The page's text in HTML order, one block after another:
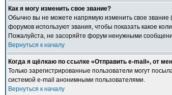
Как я могу изменить свое звание?
Обычно вы не можете напрямую изменить свое звание
форумов используют звания, чтобы показать какое
Пожалуйста, не засоряйте форум ненужными
Вернуться к началу
Когда я щёлкаю по ссылке «Отправить e-mail», от
Только зарегистрированные пользователи могут
системой e-mail анонимными пользователями.
Вернуться к началу